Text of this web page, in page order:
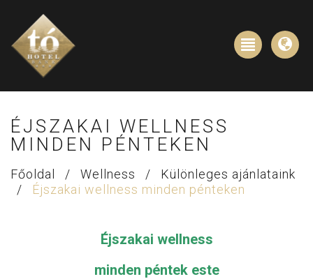
ÉJSZAKAI WELLNESS
MINDEN PÉNTEKEN
Főoldal / Wellness /
Különleges ajánlataink
/
Éjszakai wellness minden pénteken
Éjszakai wellness
minden péntek este